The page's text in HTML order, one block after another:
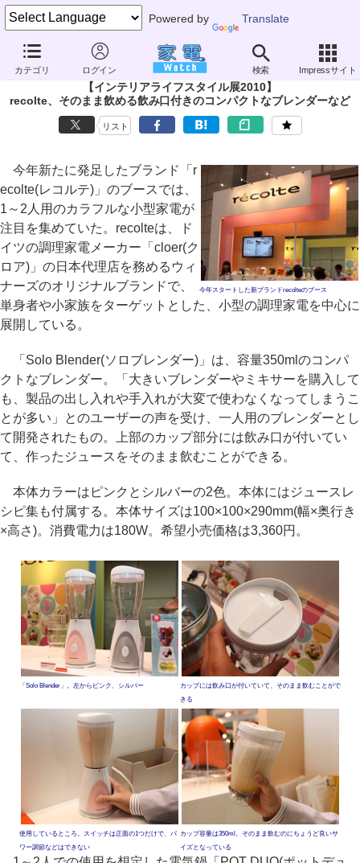
Powered by Translate
カテゴリ ログイン 検索 Impressサイト
家電 Watch 生活家電 キッチン家電
ミキサー・ジューサー
【インテリアライフスタイル展2010】
recolte、そのまま飲める飲み口付きのコンパクトなブレンダーなど
リスト
今年スタートした新ブランドrecolteのブース
今年新たに発足したブランド「r
ecolte(レコルテ)」のブースでは、
1～2人用のカラフルな小型家電が
注目を集めていた。recolteは、ド
イツの調理家電メーカー「cloer(ク
ロア)」の日本代理店を務めるウィ
ナーズのオリジナルブランドで、
単身者や小家族をターゲットとした、小型の調理家電を中心に
展開している。
「Solo Blender(ソロブレンダー)」は、容量350mlのコンパ
クトなブレンダー。「大きいブレンダーやミキサーを購入して
も、製品の出し入れや手入れが大変で使わなくなってしまうこ
とが多い」とのユーザーの声を受け、一人用のブレンダーとし
て開発されたもの。上部のカップ部分には飲み口が付いてい
て、作ったジュースをそのまま飲むことができる。
本体カラーはピンクとシルバーの2色。本体にはジュースレ
シピ集も付属する。本体サイズは100×100×290mm(幅×奥行き
×高さ)。消費電力は180W。希望小売価格は3,360円。
「Solo Blender」。左からピンク、シルバー
カップには飲み口が付いていて、そのまま飲むことがで
きる
使用しているところ。スイッチは正面の1つだけで、パ
ワー調節などはできない
カップ容量は350ml。そのまま飲むのにちょうど良いサ
イズとなっている